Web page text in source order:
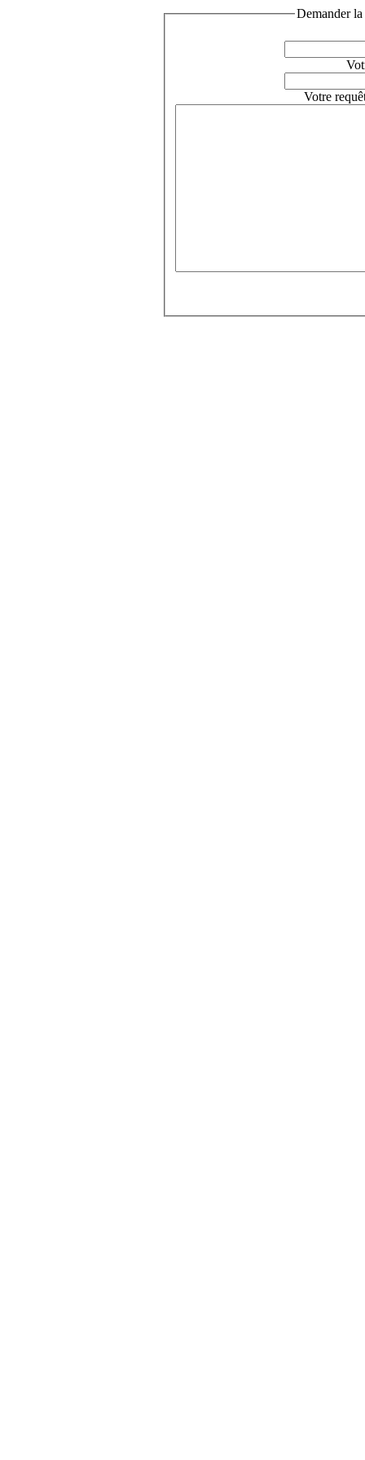
Demander la
Votre